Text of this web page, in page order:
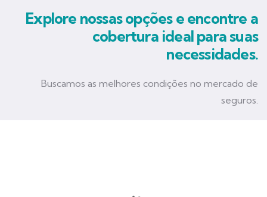
Explore nossas opções e encontre a
cobertura ideal para suas
necessidades.
Buscamos as melhores condições no mercado de
seguros.